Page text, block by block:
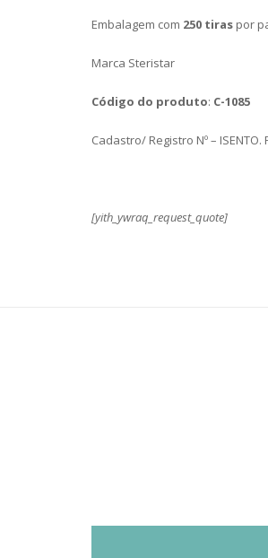
Embalagem com 250 tiras por
Marca Steristar
Código do produto: C-1085
Cadastro/ Registro Nº –
[yith_ywraq_request_quote]